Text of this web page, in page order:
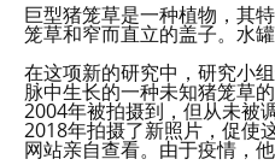
巨型猪笼草是一种植物，其
笼草和窄而直立的盖子。水
在这项新的研究中，研究小
脉中生长的一种未知猪笼草
2004年被拍摄到，但从未被
2018年拍摄了新照片，促使
网站亲自查看。由于疫情，